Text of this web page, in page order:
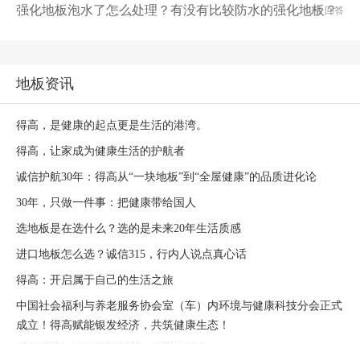
强化地板泡水了怎么处理？有没有比较防水的强化地板？
1个回答
地板资讯
得高，是健康的起点更是生活的港湾。
得高，让家成为健康生活的护航者
诚信护航30年：得高从“一块地板”到“全屋健康”的品质进化论
30年，只做一件事：把健康带给国人
选地板是在选什么？选的是未来20年生活质感
进口地板怎么选？诚信315，行内人说点真心话
得高：开启属于自己的生活之旅
中国社会福利与养老服务协会室（车）内环境与健康科技分会正式
成立！得高赋能银发经济，共筑健康生态！